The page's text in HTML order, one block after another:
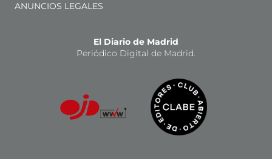
ANUNCIOS LEGALES
El Diario de Madrid
Periódico Digital de Madrid.